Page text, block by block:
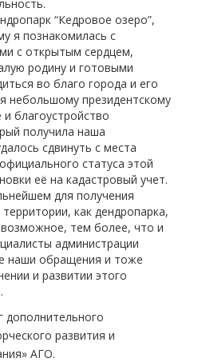
“Кедровое озеро”,
я познакомилась с
с открытым сердцем,
родину и готовыми
во благо города и его
небольшому президентскому
и благоустройство
получила наша
сдвинуть с места
статуса этой
её на кадастровый учет.
для получения
как дендропарка,
тем более, что и
администрации
наши обращения и тоже
и развитии этого
развития и
АГО.